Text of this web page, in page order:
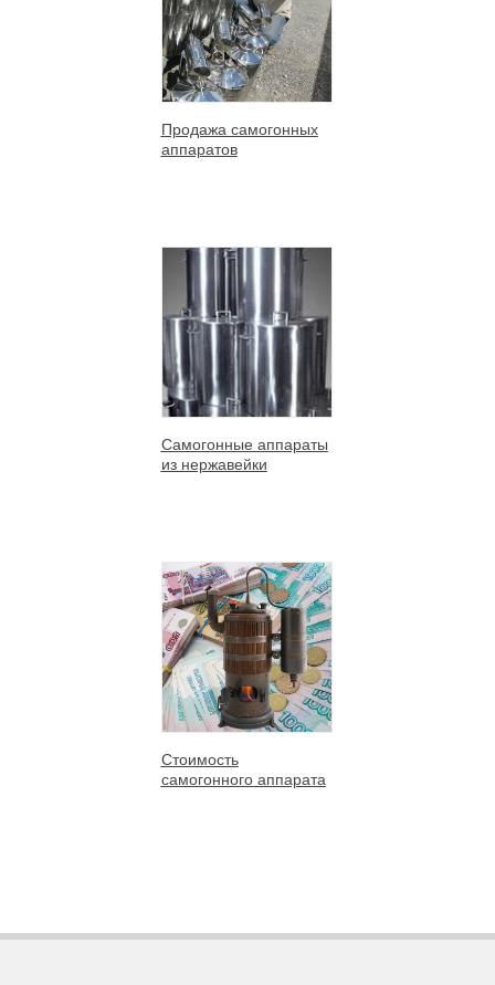
Продажа самогонных
аппаратов
Самогонные аппараты
из нержавейки
Стоимость
самогонного аппарата